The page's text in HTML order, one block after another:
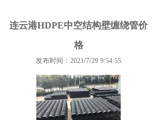
连云港HDPE中空结构壁缠绕管价
格
发布时间：2021/7/29 9:54:55